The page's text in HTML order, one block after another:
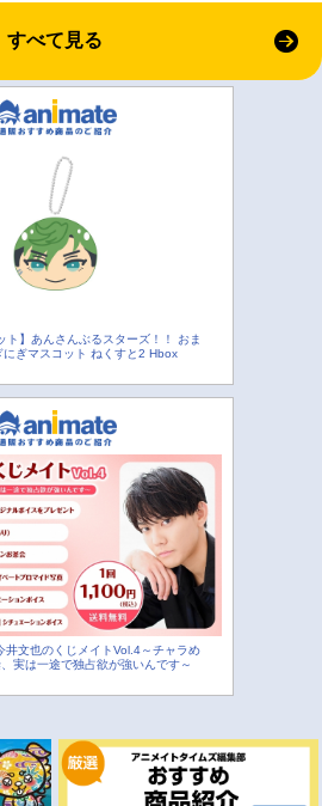
すべて見る
ト】あんさんぶるスターズ！！ おま
にぎマスコット ねくすと2 Hbox
井文也のくじメイトVol.4～チャラめ
実は一途で独占欲が強いんです～